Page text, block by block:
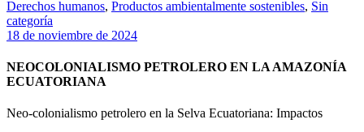
Derechos humanos, Productos ambientalmente sostenibles, Sin
categoría
18 de noviembre de 2024
NEOCOLONIALISMO PETROLERO EN LA AMAZONÍA
ECUATORIANA
Neo-colonialismo petrolero en la Selva Ecuatoriana: Impactos